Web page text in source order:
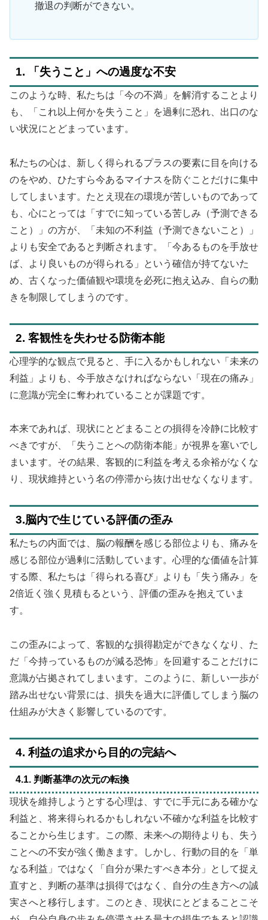
撤退の判断ができない。
1. 「失うこと」への過度な不安
このような時、私たちは「今の不満」を解消することより
も、「これ以上何かを失うこと」を過剰に恐れ、出口のな
い状況にとどまっています。
私たちの心は、新しく得られるプラスの要素に目を向ける
のをやめ、ひたすら今あるマイナスを防ぐことだけに集中
してしまいます。たとえ現在の環境が苦しいものであって
も、心にとっては「すでに知っている苦しみ（予測できる
こと）」の方が、「未知の不利益（予測できないこと）」
よりも安全であると判断されます。「今あるものを手放せ
ば、より良いものが得られる」という確信が持てないた
め、古くなった価値観や環境を必死に抱え込み、自らの動
きを制限してしまうのです。
2. 客観性を失わせる防衛本能
心理学的な観点で見ると、手に入るかもしれない「未来の
利益」よりも、今手放さなければならない「現在の痛み」
に意識が完全に奪われていることが課題です。
本来であれば、現状にとどまることの損得を冷静に比較す
べきですが、「失うことへの防衛本能」が視界を塞いでし
まいます。その結果、客観的に利益を考える余裕がなくな
り、現状維持という名の停滞から抜け出せなくなります。
3.脳内で生じている評価の歪み
私たちの内面では、脳の報酬を感じる部位よりも、痛みを
感じる部位が過剰に活動しています。心理的な価値を計算
する際、私たちは「得られる喜び」よりも「失う痛み」を
2倍近く強く見積もるという、評価の歪みを抱えていま
す。
この歪みによって、客観的な損得勘定ができなくなり、た
だ「今持っているものが減る恐怖」を回避することだけに
意識が占拠されてしまいます。このように、新しい一歩が
踏み出せない背景には、損失を過大に評価してしまう脳の
仕組みが大きく影響しているのです。
4. 利益の追求から目的の完結へ
4.1. 判断基準の次元の転換
現状を維持しようとする心理は、すでに手元にある確かな
利益と、将来得られるかもしれない不確かな利益を比較す
ることから生じます。この際、未来への期待よりも、失う
ことへの不安が強く働きます。しかし、行動の目的を「単
なる利益」ではなく「自分が果たすべき本分」として捉え
直すと、判断の基準は損得ではなく、自分の生き方への誠
実さへと移行します。このとき、現状にとどまることこそ